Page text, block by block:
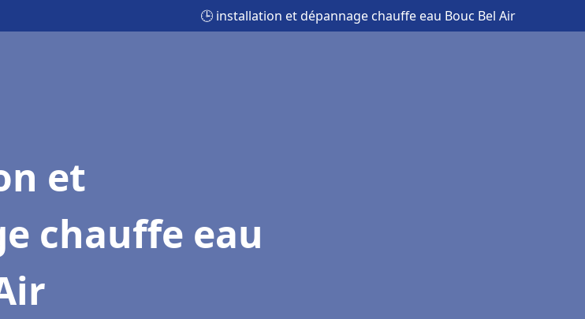
🕒 installation et dépannage chauffe eau Bouc Bel Air
et
chauffe eau